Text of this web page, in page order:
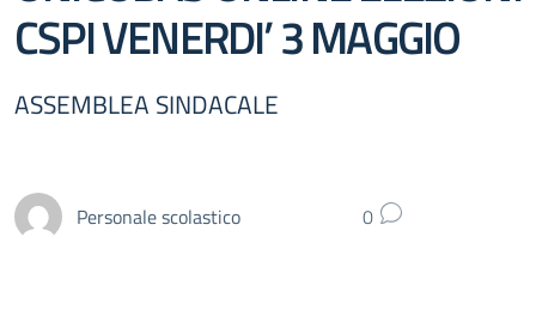
CSPI VENERDI’ 3 MAGGIO
ASSEMBLEA SINDACALE
Personale scolastico 0